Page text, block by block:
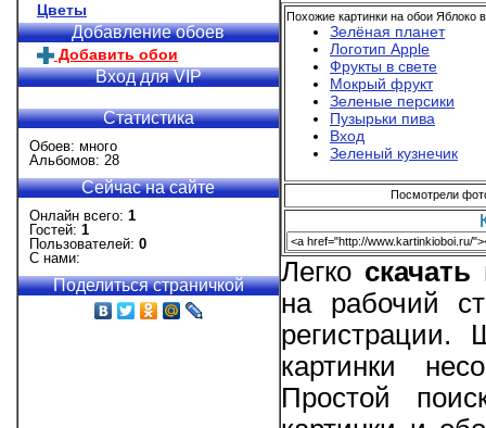
Цветы
Добавление обоев
Добавить обои
Вход для VIP
Статистика
Обоев: много
Альбомов: 28
Сейчас на сайте
Онлайн всего: 1
Гостей: 1
Пользователей: 0
С нами:
Поделиться страничкой
Похожие картинки на обои Яблоко
Зелёная планет
Логотип Apple
Фрукты в свете
Мокрый фрукт
Зеленые персики
Пузырьки пива
Вход
Зеленый кузнечик
Посмотрели
Легко
на рабочий
картинки
Простой